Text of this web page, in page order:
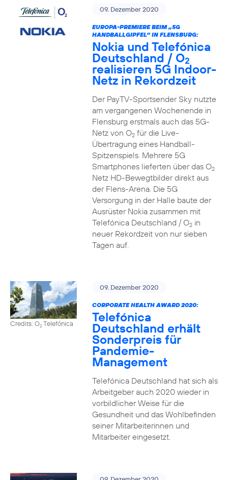
09. Dezember 2020
EUROPA-PREMIERE BEIM „5G
HANDBALLGIPFEL“ IN FLENSBURG:
Nokia und Telefónica
Deutschland / O2
realisieren 5G Indoor-
Netz in Rekordzeit
Der PayTV-Sportsender Sky nutzte
am vergangenen Wochenende in
Flensburg erstmals auch das 5G-
Netz von O2für die Live-
Übertragung eines Handball-
Spitzenspiels. Mehrere 5G
Smartphones lieferten über das O2
Netz HD-Bewegtbilder direkt aus
der Flens-Arena. Die 5G
Versorgung in der Halle baute der
Ausrüster Nokia zusammen mit
Telefónica Deutschland / O2in
neuer Rekordzeit von nur sieben
Tagen auf.
Credits: O2Telefónica
09. Dezember 2020
CORPORATE HEALTH AWARD 2020:
Telefónica
Deutschland erhält
Sonderpreis für
Pandemie-
Management
Telefónica Deutschland hat sich als
Arbeitgeber auch 2020 wieder in
vorbildlicher Weise für die
Gesundheit und das Wohlbefinden
seiner Mitarbeiterinnen und
Mitarbeiter eingesetzt.